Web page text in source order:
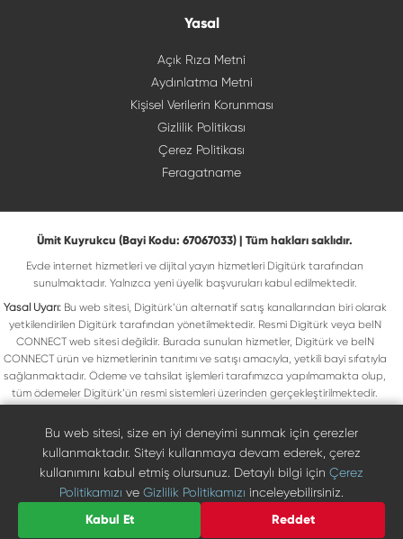
Yasal
Açık Rıza Metni
Aydınlatma Metni
Kişisel Verilerin Korunması
Gizlilik Politikası
Çerez Politikası
Feragatname
Ümit Kuyrukcu (Bayi Kodu: 67067033) | Tüm hakları saklıdır.
Evde internet hizmetleri ve dijital yayın hizmetleri Digitürk tarafından
sunulmaktadır. Yalnızca yeni üyelik başvuruları kabul edilmektedir.
Yasal Uyarı:Bu web sitesi, Digitürk’ün alternatif satış kanallarından biri olarak
yetkilendirilen Digitürk tarafından yönetilmektedir. Resmi Digitürk veya beIN
CONNECT web sitesi değildir. Burada sunulan hizmetler, Digitürk ve beIN
CONNECT ürün ve hizmetlerinin tanıtımı ve satışı amacıyla, yetkili bayi sıfatıyla
sağlanmaktadır. Ödeme ve tahsilat işlemleri tarafımızca yapılmamakta olup,
tüm ödemeler Digitürk’ün resmi sistemleri üzerinden gerçekleştirilmektedir.
koruma altındadır. Bu markalar, yalnızca marka sahiplerinin kullanım koşullarına
uygun şekilde kullanılmaktadır. Digitürk veya beIN CONNECT’in resmi web
sitelerine ulaşmak için ilgili markaların doğrudan resmi kanallarını ziyaret
edebilirsiniz.
Digiturk resmî bayi listesinde doğrulayın
©2026Ümit Kuyrukcu. Tüm hakları saklıdır.
Bize Ulaşın
0850 471 73 73
Bu web sitesi, size en iyi deneyimi sunmak için çerezler
kullanmaktadır. Siteyi kullanmaya devam ederek, çerez
kullanımını kabul etmiş olursunuz. Detaylı bilgi için Çerez
Politikamızı ve Gizlilik Politikamızı inceleyebilirsiniz.
Kabul Et Reddet